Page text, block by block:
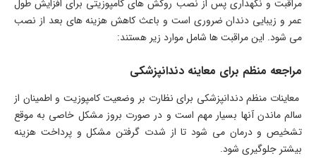
مراقبت و نگهداری پس از نصب روکش های کامپوزیتی برای افزایش طول
عمر و زیبایی دندان ضروری است و باعث کاهش هزینه های بعد از نصب
می شود. این مراقبت ها شامل موارد زیر هستند:
مراجعه منظم برای معاینه دندانپزشکی
معاینات منظم دندانپزشکی برای نظارت بر وضعیت کامپوزیت و اطمینان از
سالم ماندن آنها بسیار مهم است و در صورت بروز مشکل خاصی به موقع
تشخیص و درمان می شود تا از شدت گرفتن مشکل و پرداخت هزینه
بیشتر جلوگیری شود.